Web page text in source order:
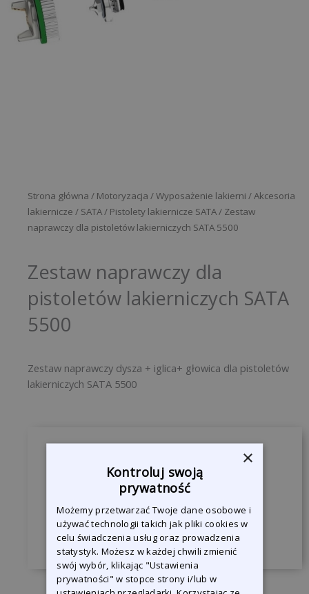
Strona główna / Motoryzacja /Wyposażenie lakierni /Akcesoria
lakiernicze / SATA/ Pistolety lakiernicze SATA/ Zestaw
naprawczy dla pistoletów lakierniczych SATA 5500
Zestaw naprawczy dla
pistoletów lakierniczych SATA
5500
Zestaw naprawczy dysza + iglica+ głowica dla pistoletów
lakierniczych SATA 5500
Jesteśmy do Państwa dyspozycji, żeby
odpowiedzieć na wszystkie pytania.
Skontaktuj się z nami
×
Kontroluj swoją
prywatność
Możemy przetwarzać Twoje dane osobowe i
używać technologii takich jak pliki cookies w
celu świadczenia usług oraz prowadzenia
statystyk. Możesz w każdej chwili zmienić
swój wybór, klikając "Ustawienia
prywatności" w stopce strony i/lub w